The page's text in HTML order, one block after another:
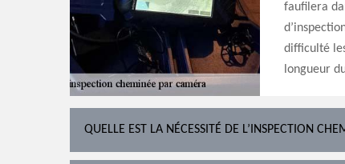
faufilera
difficulté
longueur
QUELLE EST LA NÉCESSITÉ DE L’INSPECTION